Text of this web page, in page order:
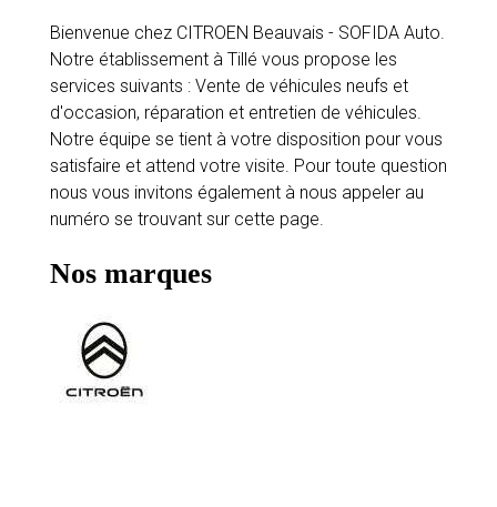
Bienvenue chez CITROEN Beauvais - SOFIDA Auto.
Notre établissement à Tillé vous propose les
services suivants : Vente de véhicules neufs et
d'occasion, réparation et entretien de véhicules.
Notre équipe se tient à votre disposition pour vous
satisfaire et attend votre visite. Pour toute question
nous vous invitons également à nous appeler au
numéro se trouvant sur cette page.
Nos marques